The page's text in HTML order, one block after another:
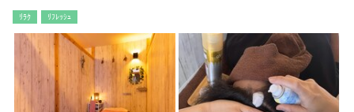
ﾘﾗｸ ﾘﾌﾚｯｼｭ